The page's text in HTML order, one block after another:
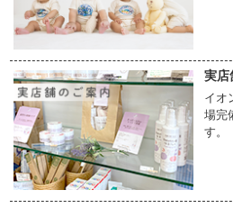
実店
イオ
場完
す。